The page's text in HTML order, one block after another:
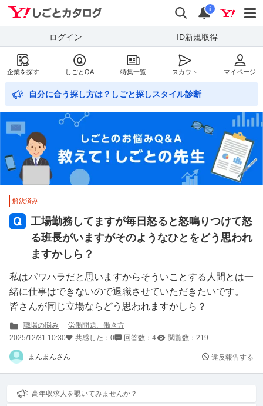
Yahoo!しごとカタログ
検索
通知
i
ログイン ID新規取得
企業を探す しごとQA 特集一覧 スカウト マイページ
自分に合う探し方は？しごと探しスタイル診断
解決済み
工場勤務してますが毎日怒ると怒鳴りつけて怒
る班長がいますがそのようなひとをどう思われ
ますかしら？
私はパワハラだと思いますからそういことする人間とは一
緒に仕事はできないので退職させていただきたいです。
皆さんが同じ立場ならどう思われますかしら？
職場の悩み
労働問題、働き方
2025/12/31 10:30
共感した： 0 回答数： 4 閲覧数： 219
まんまんさん 違反報告する
高年収求人を覗いてみませんか？